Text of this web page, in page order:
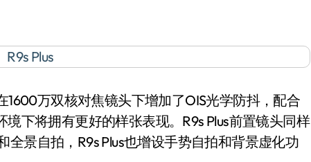
万双核对焦镜头下增加了OIS光学防抖，配合
下将拥有更好的样张表现。R9s Plus前置镜头同样
景自拍，R9s Plus也增设手势自拍和背景虚化功